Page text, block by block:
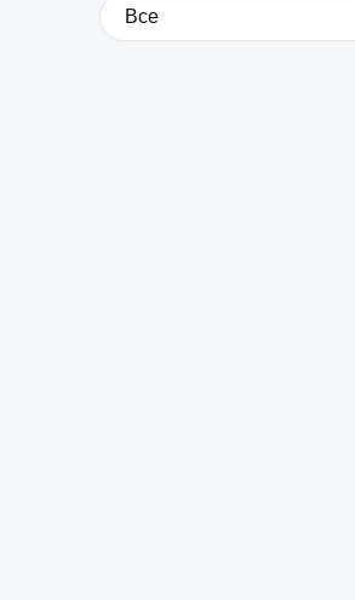
Все